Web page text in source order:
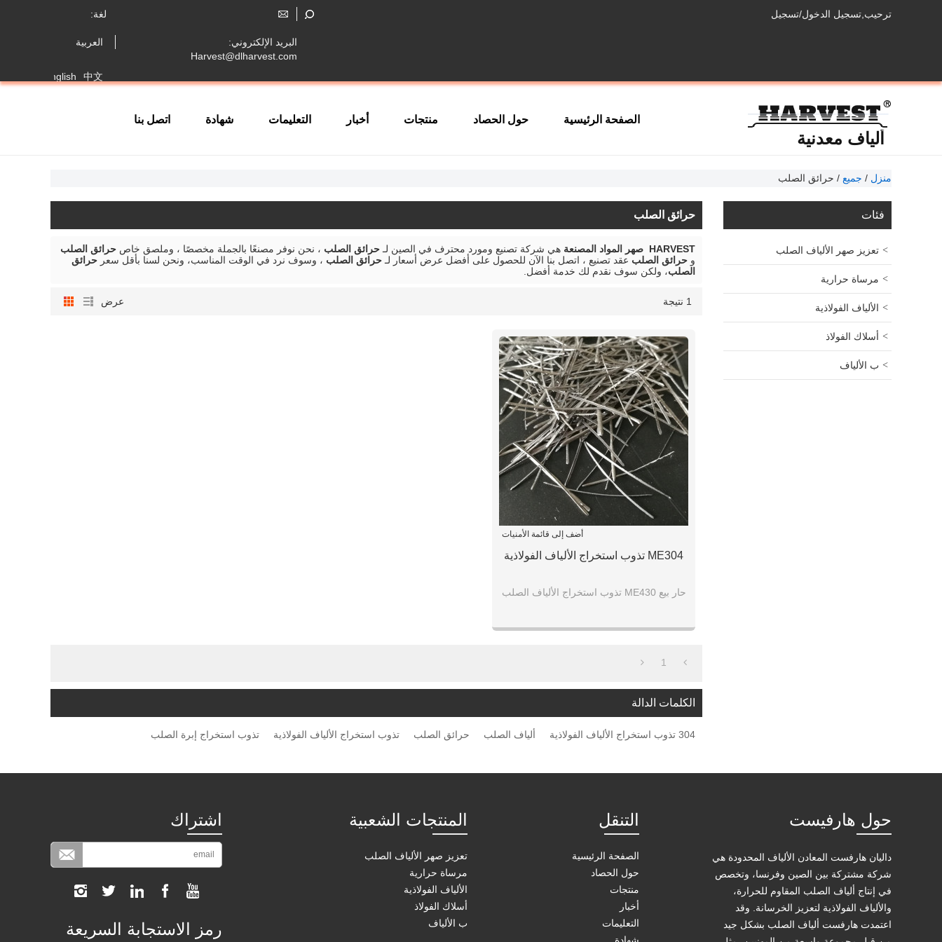
ترحيب, تسجيل الدخول/تسجيل
البريد الإلكتروني:
Harvest@dlharvest.com
لغة:
العربية
中文
English
ألياف معدنية
الصفحة الرئيسية حول الحصاد منتجات أخبار التعليمات شهادة اتصل بنا
منزل / جميع / حرائق الصلب
فئات
تعزيز صهر الألياف الصلب
مرساة حرارية
الألياف الفولاذية
أسلاك الفولاذ
ب الألياف
حرائق الصلب
HARVEST صهر المواد المصنعة هي شركة تصنيع ومورد محترف في الصين لـ حرائق الصلب ، نحن نوفر مصنعًا بالجملة مخصصًا ، وملصق خاص حرائق الصلب
و حرائق الصلب عقد تصنيع ، اتصل بنا الآن للحصول على أفضل عرض أسعار لـ حرائق الصلب ، وسوف نرد في الوقت المناسب، ونحن لسنا بأقل سعر حرائق
الصلب، ولكن سوف نقدم لك خدمة أفضل.
1 نتيجة عرض
أضف إلى قائمة الأمنيات
ME304 تذوب استخراج الألياف الفولاذية
حار بيع ME430 تذوب استخراج الألياف الصلب
1
الكلمات الدالة
304 تذوب استخراج الألياف الفولاذية ألياف الصلب حرائق الصلب تذوب استخراج الألياف الفولاذية تذوب استخراج إبرة الصلب
حول هارفيست
داليان هارفست المعادن الألياف المحدودة هي
شركة مشتركة بين الصين وفرنسا، وتخصص
في إنتاج ألياف الصلب المقاوم للحرارة،
والألياف الفولاذية لتعزيز الخرسانة. وقد
اعتمدت هارفست ألياف الصلب بشكل جيد
التنقل
الصفحة الرئيسية
حول الحصاد
منتجات
أخبار
التعليمات
المنتجات الشعبية
تعزيز صهر الألياف الصلب
مرساة حرارية
الألياف الفولاذية
أسلاك الفولاذ
ب الألياف
اشتراك
رمز الاستجابة السريعة